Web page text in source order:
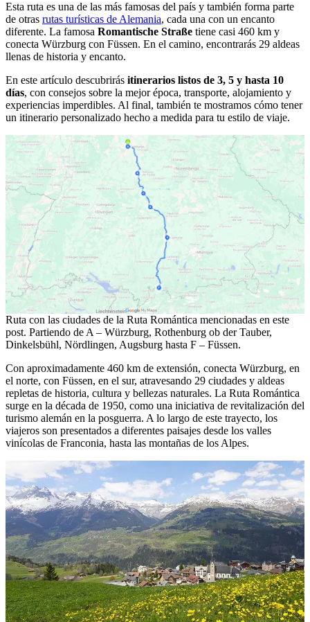
Esta ruta es una de las más famosas del país y también forma parte
de otras rutas turísticas de Alemania, cada una con un encanto
diferente. La famosa Romantische Straße tiene casi 460 km y
conecta Würzburg con Füssen. En el camino, encontrarás 29 aldeas
llenas de historia y encanto.
En este artículo descubrirás itinerarios listos de 3, 5 y hasta 10
días, con consejos sobre la mejor época, transporte, alojamiento y
experiencias imperdibles. Al final, también te mostramos cómo tener
un itinerario personalizado hecho a medida para tu estilo de viaje.
Ruta con las ciudades de la Ruta Romántica mencionadas en este
post. Partiendo de A – Würzburg, Rothenburg ob der Tauber,
Dinkelsbühl, Nördlingen, Augsburg hasta F – Füssen.
Con aproximadamente 460 km de extensión, conecta Würzburg, en
el norte, con Füssen, en el sur, atravesando 29 ciudades y aldeas
repletas de historia, cultura y bellezas naturales. La Ruta Romántica
surge en la década de 1950, como una iniciativa de revitalización del
turismo alemán en la posguerra. A lo largo de este trayecto, los
viajeros son presentados a diferentes paisajes desde los valles
vinícolas de Franconia, hasta las montañas de los Alpes.